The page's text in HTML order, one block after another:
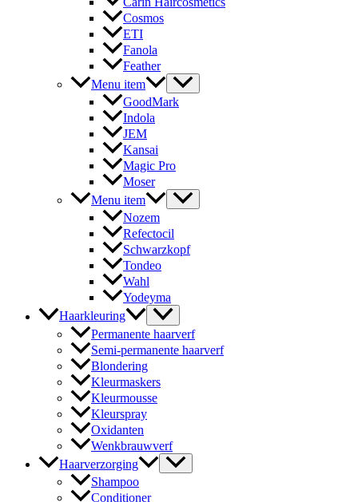
Cosmos
ETI
Fanola
Feather
Menu item
GoodMark
Indola
JEM
Kansai
Magic Pro
Moser
Menu item
Nozem
Refectocil
Schwarzkopf
Tondeo
Wahl
Yodeyma
Haarkleuring
Permanente haarverf
Semi-permanente haarverf
Blondering
Kleurmaskers
Kleurmousse
Kleurspray
Oxidanten
Wenkbrauwverf
Haarverzorging
Shampoo
Conditioner